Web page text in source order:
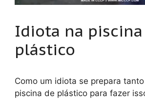
Idiota na
plástico
Como um idiota se prepara
piscina de plástico para fazer